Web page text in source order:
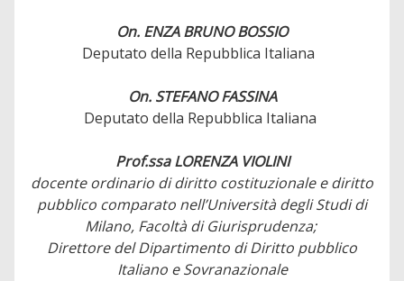
On. ENZA BRUNO BOSSIO
Deputato della Repubblica Italiana
On. STEFANO FASSINA
Deputato della Repubblica Italiana
Prof.ssa LORENZA VIOLINI
docente ordinario di diritto costituzionale e diritto
pubblico comparato nell’Università degli Studi di
Milano, Facoltà di Giurisprudenza;
Direttore del Dipartimento di Diritto pubblico
Italiano e Sovranazionale